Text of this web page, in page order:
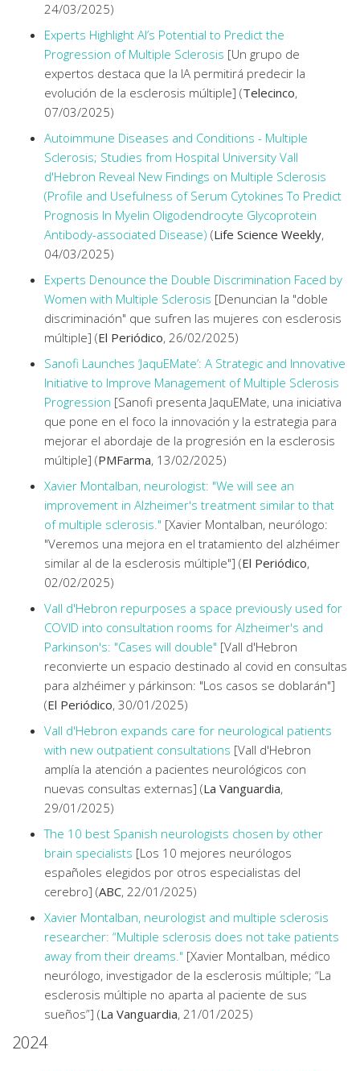
24/03/2025)
Experts Highlight AI’s Potential to Predict the
Progression of Multiple Sclerosis [Un grupo de
expertos destaca que la IA permitirá predecir la
evolución de la esclerosis múltiple] (Telecinco,
07/03/2025)
Autoimmune Diseases and Conditions - Multiple
Sclerosis; Studies from Hospital University Vall
d'Hebron Reveal New Findings on Multiple Sclerosis
(Profile and Usefulness of Serum Cytokines To Predict
Prognosis In Myelin Oligodendrocyte Glycoprotein
Antibody-associated Disease) (Life Science Weekly,
04/03/2025)
Experts Denounce the Double Discrimination Faced by
Women with Multiple Sclerosis [Denuncian la "doble
discriminación" que sufren las mujeres con esclerosis
múltiple] (El Periódico, 26/02/2025)
Sanofi Launches ‘JaquEMate’: A Strategic and Innovative
Initiative to Improve Management of Multiple Sclerosis
Progression [Sanofi presenta JaquEMate, una iniciativa
que pone en el foco la innovación y la estrategia para
mejorar el abordaje de la progresión en la esclerosis
múltiple] (PMFarma, 13/02/2025)
Xavier Montalban, neurologist: "We will see an
improvement in Alzheimer's treatment similar to that
of multiple sclerosis." [Xavier Montalban, neurólogo:
"Veremos una mejora en el tratamiento del alzhéimer
similar al de la esclerosis múltiple"] (El Periódico,
02/02/2025)
Vall d'Hebron repurposes a space previously used for
COVID into consultation rooms for Alzheimer's and
Parkinson's: "Cases will double" [Vall d'Hebron
reconvierte un espacio destinado al covid en consultas
para alzhéimer y párkinson: "Los casos se doblarán"]
(El Periódico, 30/01/2025)
Vall d'Hebron expands care for neurological patients
with new outpatient consultations [Vall d'Hebron
amplía la atención a pacientes neurológicos con
nuevas consultas externas] (La Vanguardia,
29/01/2025)
The 10 best Spanish neurologists chosen by other
brain specialists [Los 10 mejores neurólogos
españoles elegidos por otros especialistas del
cerebro] (ABC, 22/01/2025)
Xavier Montalban, neurologist and multiple sclerosis
researcher: “Multiple sclerosis does not take patients
away from their dreams." [Xavier Montalban, médico
neurólogo, investigador de la esclerosis múltiple; “La
esclerosis múltiple no aparta al paciente de sus
sueños”] (La Vanguardia, 21/01/2025)
2024